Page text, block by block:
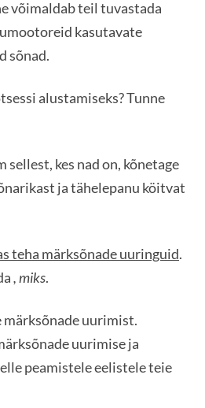
võimaldab teil tuvastada
kasutavate
sõnad.
alustamiseks? Tunne
sellest, kes nad on, kõnetage
ja tähelepanu köitvat
teha märksõnade uuringuid.
, miks.
uurimist.
uurimise ja
peamistele eelistele teie